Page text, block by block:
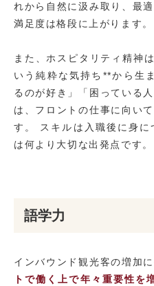
れから自然に汲み取り、最
満足度は格段に上がります。
また、ホスピタリティ精神
いう純粋な気持ち**から生
るのが好き」「困っている
は、フロントの仕事に向い
す。 スキルは入職後に身に
は何より大切な出発点です。
語学力
インバウンド観光客の増加
トで働く上で年々重要性を